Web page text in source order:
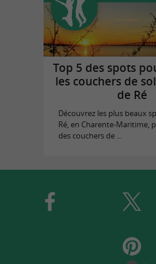
Top 5 des spots
les couchers de
de Ré
Découvrez les plus beaux
Ré, en Charente-Maritime,
des couchers de ...